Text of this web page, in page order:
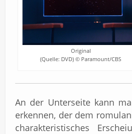
Original
(Quelle: DVD) © Paramount/CBS
An der Unterseite kann
erkennen, der dem
charakteristisches